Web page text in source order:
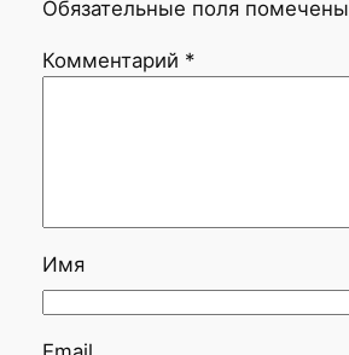
Обязательные поля помечены
Комментарий *
Имя